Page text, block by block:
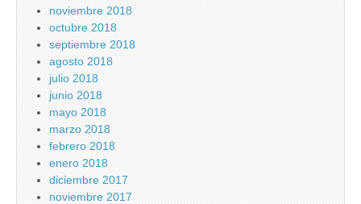
noviembre 2018
octubre 2018
septiembre 2018
agosto 2018
julio 2018
junio 2018
mayo 2018
marzo 2018
febrero 2018
enero 2018
diciembre 2017
noviembre 2017